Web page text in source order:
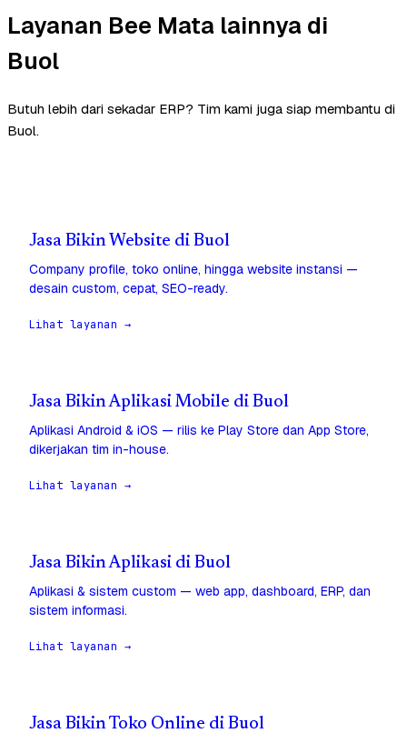
Layanan Bee Mata lainnya di
Buol
Butuh lebih dari sekadar ERP? Tim kami juga siap membantu di
Buol.
Jasa Bikin Website di Buol
Company profile, toko online, hingga website instansi —
desain custom, cepat, SEO-ready.
Lihat layanan →
Jasa Bikin Aplikasi Mobile di Buol
Aplikasi Android & iOS — rilis ke Play Store dan App Store,
dikerjakan tim in-house.
Lihat layanan →
Jasa Bikin Aplikasi di Buol
Aplikasi & sistem custom — web app, dashboard, ERP, dan
sistem informasi.
Lihat layanan →
Jasa Bikin Toko Online di Buol